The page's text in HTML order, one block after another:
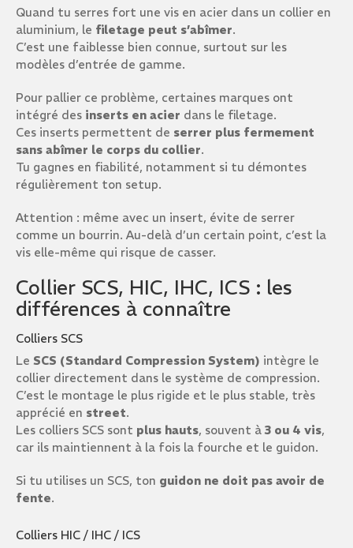
Quand tu serres fort une vis en acier dans un collier en
aluminium, le filetage peut s’abîmer.
C’est une faiblesse bien connue, surtout sur les
modèles d’entrée de gamme.
Pour pallier ce problème, certaines marques ont
intégré des inserts en acier dans le filetage.
Ces inserts permettent de serrer plus fermement
sans abîmer le corps du collier.
Tu gagnes en fiabilité, notamment si tu démontes
régulièrement ton setup.
Attention : même avec un insert, évite de serrer
comme un bourrin. Au-delà d’un certain point, c’est la
vis elle-même qui risque de casser.
Collier SCS, HIC, IHC, ICS : les
différences à connaître
Colliers SCS
Le SCS (Standard Compression System) intègre le
collier directement dans le système de compression.
C’est le montage le plus rigide et le plus stable, très
apprécié en street.
Les colliers SCS sont plus hauts, souvent à 3 ou 4 vis,
car ils maintiennent à la fois la fourche et le guidon.
Si tu utilises un SCS, ton guidon ne doit pas avoir de
fente.
Colliers HIC / IHC / ICS